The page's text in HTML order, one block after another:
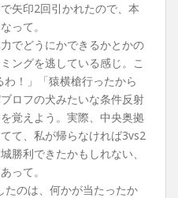
矢印2回引かれたので、本
って。
でどうにかできるかとかの
ングを逃している感じ。こ
！」「猿横槍行ったから
ロフの犬みたいな条件反射
覚えよう。実際、中央奥拠
て、私が帰らなければ3vs2
勝利できたかもしれない、
って。
のは、何かが当たったか